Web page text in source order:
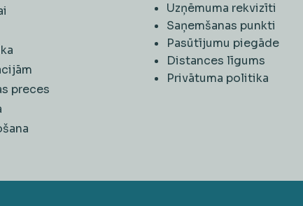
preces
Uzņēmuma rekvizīti
Saņemšanas punkti
Pasūtījumu piegāde
Distances līgums
Privātuma politika